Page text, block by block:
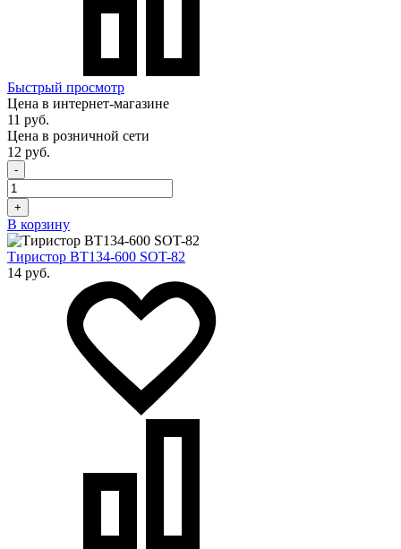
Быстрый просмотр
Цена в интернет-магазине
11 руб.
Цена в розничной сети
12 руб.
-
+
В корзину
Тиристор BT134-600 SOT-82
14 руб.